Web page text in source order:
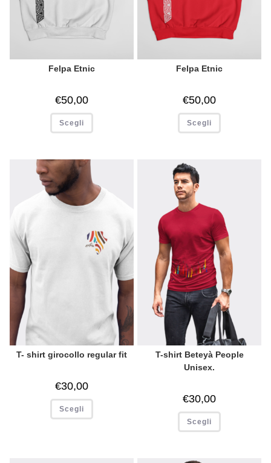
Felpa Etnic
€50,00
Scegli
Felpa Etnic
€50,00
Scegli
T- shirt girocollo regular fit
€30,00
Scegli
T-shirt Beteyà People
Unisex.
€30,00
Scegli